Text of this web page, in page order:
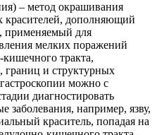
– метод окрашивания
красителей, дополняющий
применяемый для
мелких поражений
тракта,
границ и структурных
можно с
диагностировать
заболевания, например, язву,
краситель, попадая на